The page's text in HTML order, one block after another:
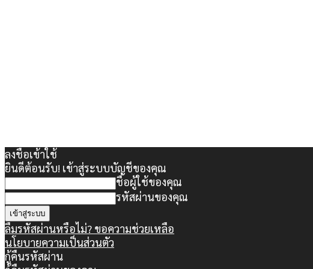
ลงชื่อเข้าใช้
ยินดีต้อนรับ! เข้าสู่ระบบบัญชีของคุณ
ชื่อผู้ใช้ของคุณ
รหัสผ่านของคุณ
ลืมรหัสผ่านหรือไม่? ขอความช่วยเหลือ
นโยบายความเป็นส่วนตัว
กู้คืนรหัสผ่าน